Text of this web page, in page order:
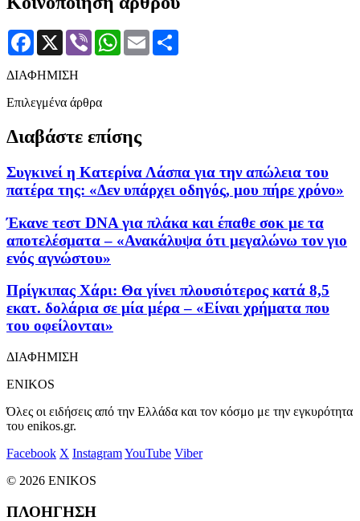
Facebook
X Viber WhatsApp
Email
ΔΙΑΦΗΜΙΣΗ
Επιλεγμένα άρθρα
Διαβάστε επίσης
Συγκινεί η Κατερίνα Λάσπα για την απώλεια του
πατέρα της: «Δεν υπάρχει οδηγός, μου πήρε χρόνο»
Έκανε τεστ DNA για πλάκα και έπαθε σοκ με τα
αποτελέσματα – «Ανακάλυψα ότι μεγαλώνω τον γιο
ενός αγνώστου»
Πρίγκιπας Χάρι: Θα γίνει πλουσιότερος κατά 8,5
εκατ. δολάρια σε μία μέρα – «Είναι χρήματα που
του οφείλονται»
ΔΙΑΦΗΜΙΣΗ
ENIKOS
Όλες οι ειδήσεις από την Ελλάδα και τον κόσμο με την εγκυρότητα
του enikos.gr.
Facebook X InstagramYouTube Viber
© 2026 ENIKOS
ΠΛΟΗΓΗΣΗ